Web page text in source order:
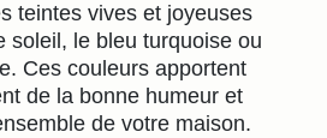
teintes vives et joyeuses
soleil, le bleu turquoise ou
Ces couleurs apportent
de la bonne humeur et
de votre maison.